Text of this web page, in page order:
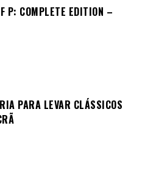
P: COMPLETE EDITION –
PARA LEVAR CLÁSSICOS